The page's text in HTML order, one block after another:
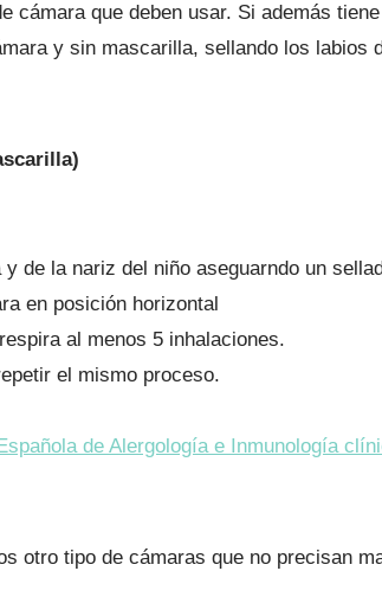
cámara que deben usar. Si además
y sin mascarilla, sellando los labios
de la nariz del niño aseguarndo un
en posición horizontal
al menos 5 inhalaciones.
el mismo proceso.
de Alergología e Inmunología
otro tipo de cámaras que no precisan